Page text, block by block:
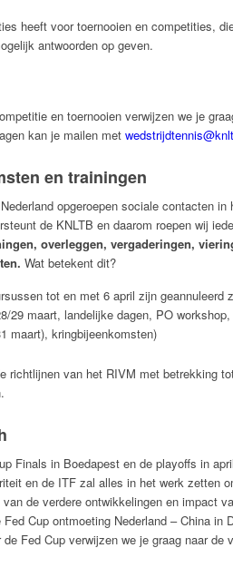
heeft voor toernooien en competities,
antwoorden op geven.
en toernooien verwijzen we je
kan je mailen met
en trainingen
opgeroepen sociale contacten
de KNLTB en daarom roepen wij
overleggen, vergaderingen,
Wat betekent dit?
tot en met 6 april zijn geannuleerd
29 maart, landelijke dagen, PO
maart), kringbijeenkomsten)
richtlijnen van het RIVM met betrekking
Finals in Boedapest en de playoffs in
en de ITF zal alles in het werk zetten
de verdere ontwikkelingen en impact
Cup ontmoeting Nederland – China in
Fed Cup verwijzen we je graag naar de